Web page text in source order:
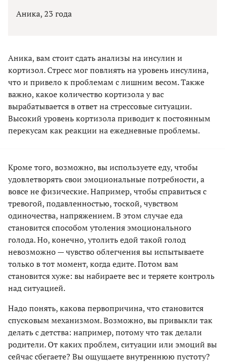
Аника, 23 года
Аника, вам стоит сдать анализы на инсулин и
кортизол. Стресс мог повлиять на уровень инсулина,
что и привело к проблемам с лишним весом. Также
важно, какое количество кортизола у вас
вырабатывается в ответ на стрессовые ситуации.
Высокий уровень кортизола приводит к постоянным
перекусам как реакции на ежедневные проблемы.
Кроме того, возможно, вы используете еду, чтобы
удовлетворять свои эмоциональные потребности, а
вовсе не физические. Например, чтобы справиться с
тревогой, подавленностью, тоской, чувством
одиночества, напряжением. В этом случае еда
становится способом утоления эмоционального
голода. Но, конечно, утолить едой такой голод
невозможно — чувство облегчения вы испытываете
только в тот момент, когда едите. Потом вам
становится хуже: вы набираете вес и теряете контроль
над ситуацией.
Надо понять, какова первопричина, что становится
спусковым механизмом. Возможно, вы привыкли так
делать с детства: например, потому что так делали
родители. От каких проблем, ситуации или эмоций вы
сейчас сбегаете? Вы ощущаете внутреннюю пустоту?